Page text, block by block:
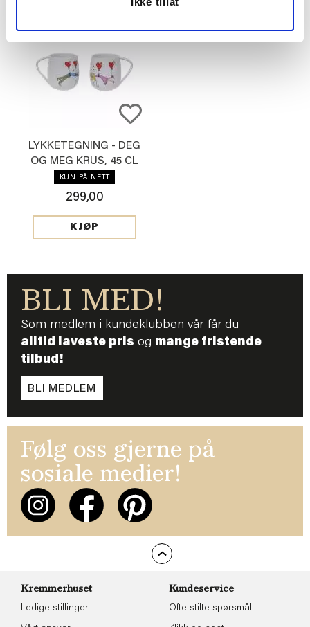
LYKKETEGNING - DEG
OG MEG KRUS, 45 CL
HVIT
KUN PÅ NETT
299,00
KJØP
BLI MED!
Som medlem i kundeklubben vår får du
alltid laveste pris og mange fristende
tilbud!
BLI MEDLEM
Følg oss gjerne på
sosiale medier!
Kremmerhuset
Ledige stillinger
Kundeservice
Ofte stilte spørsmål